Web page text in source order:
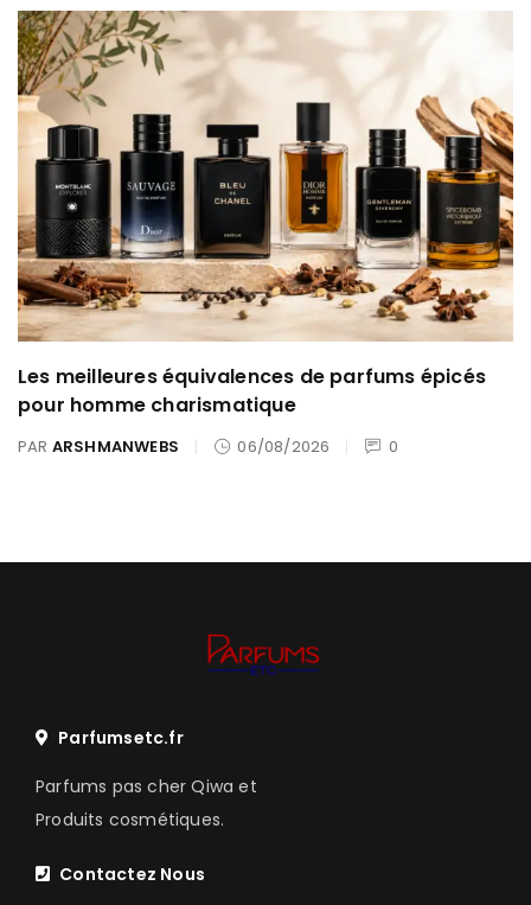
Les meilleures équivalences de parfums épicés
pour homme charismatique
PAR ARSHMANWEBS 06/08/2026 0
Parfumsetc.fr
Parfums pas cher Qiwa et
Produits cosmétiques.
Contactez Nous